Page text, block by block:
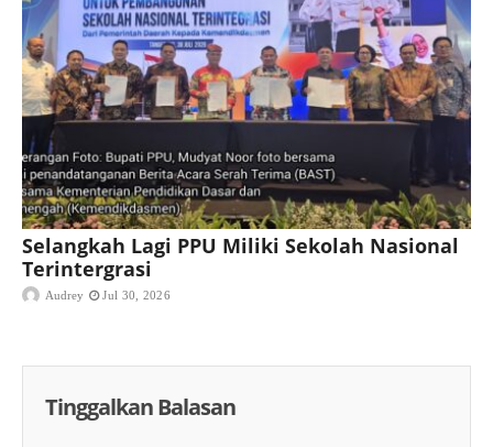
Selangkah Lagi PPU Miliki Sekolah Nasional
Terintergrasi
Audrey Jul 30, 2026
Tinggalkan Balasan